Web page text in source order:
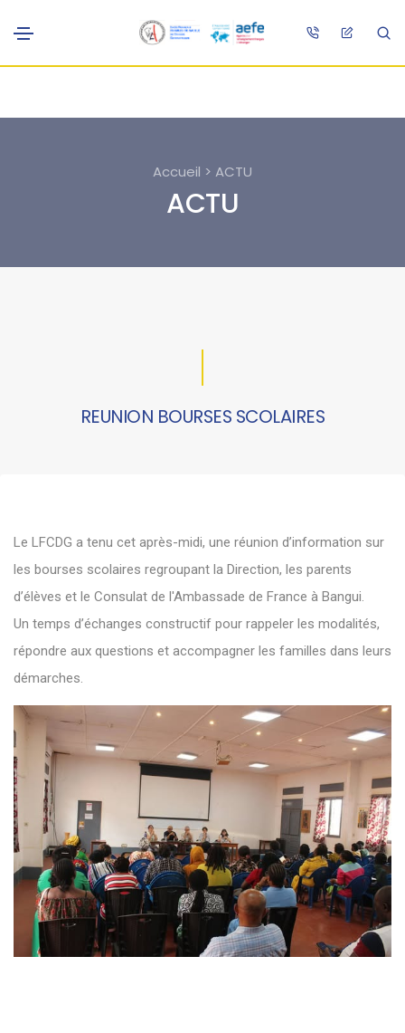
Accueil > ACTU
ACTU
REUNION BOURSES SCOLAIRES
Le LFCDG a tenu cet après-midi, une réunion d’information sur
les bourses scolaires regroupant la Direction, les parents
d’élèves et le Consulat de l'Ambassade de France à Bangui.
Un temps d’échanges constructif pour rappeler les modalités,
répondre aux questions et accompagner les familles dans leurs
démarches.